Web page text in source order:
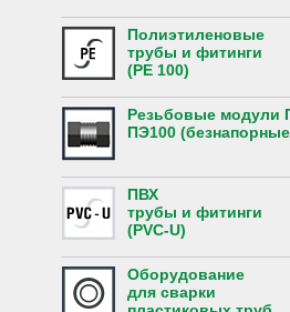
Полиэтиленовые
трубы и фитинги
(PE 100)
Резьбовые модули
ПЭ100
ПВХ
трубы и фитинги
(PVC-U)
Оборудование
для сварки